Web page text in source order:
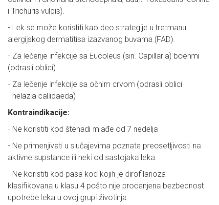
i Trichuris vulpis).
- Lek se može koristiti kao deo strategije u tretmanu
alergijskog dermatitisa izazvanog buvama (FAD).
- Za lečenje infekcije sa Eucoleus (sin. Capillaria) boehmi
(odrasli oblici)
- Za lečenje infekcije sa očnim crvom (odrasli oblici
Thelazia callipaeda)
Kontraindikacije:
- Ne koristiti kod štenadi mlađe od 7 nedelja
- Ne primenjivati u slučajevima poznate preosetljivosti na
aktivne supstance ili neki od sastojaka leka
- Ne koristiti kod pasa kod kojih je dirofilarioza
klasifikovana u klasu 4 pošto nije procenjena bezbednost
upotrebe leka u ovoj grupi životinja